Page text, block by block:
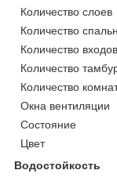
Количество слоев
Количество
Количество входов
Количество
Количество
Окна вентиляции
Состояние
Цвет
Водостойкость